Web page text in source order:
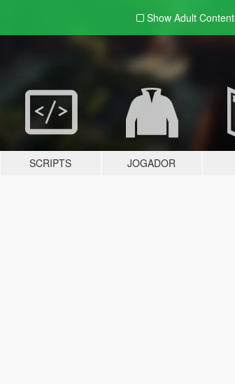
Show Adult Content
SCRIPTS JOGADOR